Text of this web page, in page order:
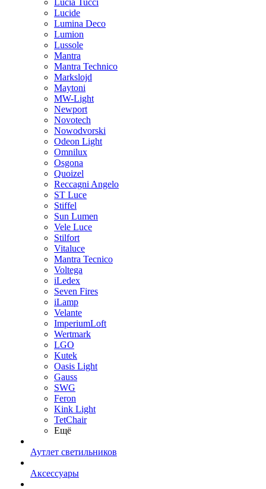
Lucia Tucci
Lucide
Lumina Deco
Lumion
Lussole
Mantra
Mantra Technico
Markslojd
Maytoni
MW-Light
Newport
Novotech
Nowodvorski
Odeon Light
Omnilux
Osgona
Quoizel
Reccagni Angelo
ST Luce
Stiffel
Sun Lumen
Vele Luce
Stilfort
Vitaluce
Mantra Tecnico
Voltega
iLedex
Seven Fires
iLamp
Velante
ImperiumLoft
Wertmark
LGO
Kutek
Oasis Light
Gauss
SWG
Feron
Kink Light
TetСhair
Ещё
Аутлет светильников
Аксессуары